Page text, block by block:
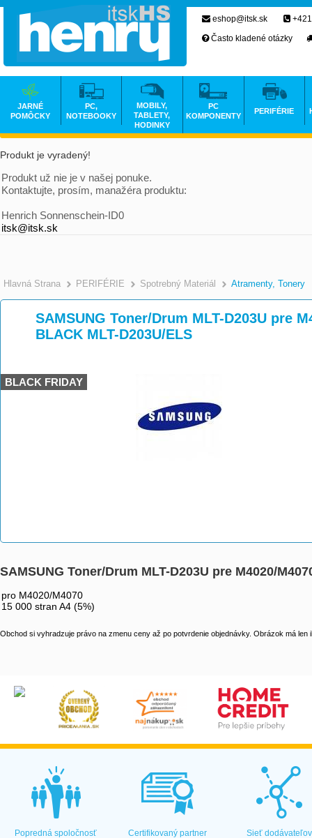
Produkt je vyradený!
Produkt už nie je v našej ponuke.
Kontaktujte, prosím, manažéra produktu:
Henrich Sonnenschein-ID0
itsk@itsk.sk
Hlavná Strana >
PERIFÉRIE >
Spotrebný Materiál >
Atramenty, Tonery
SAMSUNG Toner/Drum MLT-D203U pre
BLACK MLT-D203U/ELS
BLACK FRIDAY
SAMSUNG Toner/Drum MLT-D203U pre M4020/
pro M4020/M4070
15 000 stran A4 (5%)
Obchod si vyhradzuje právo na zmenu ceny až po potvrdenie objednávky. Obrázok má len
eshop@itsk.sk
Často kladené otázky
JARNÉ
POMÔCKY
PC,
NOTEBOOKY
MOBILY,
TABLETY,
HODINKY
PC
KOMPONENTY
PERIFÉRIE
Popredná spoločnosť Certifikovaný partner Sieť dodávateľov